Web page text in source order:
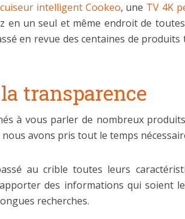
intelligent Cookeo, une TV 4K
en un seul et même endroit de
en revue des centaines de
transparence
à vous parler de nombreux
avons pris tout le temps
au crible toutes leurs
des informations qui soient
recherches.